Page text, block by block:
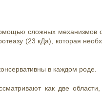
сложных механизмов
(23 кДа), которая
в каждом роде.
как две